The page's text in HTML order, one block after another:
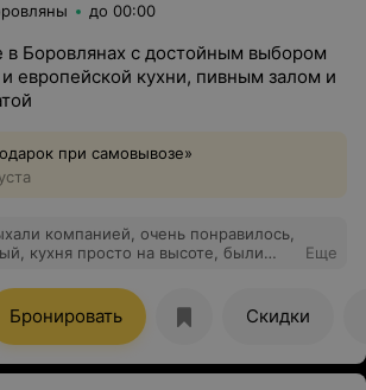
до 00:00
в Боровлянах с достойным выбором
европейской кухни, пивным залом и
при самовывозе»
компанией, очень понравилось,
кухня просто на высоте, были
Еще
Бронировать Скидки